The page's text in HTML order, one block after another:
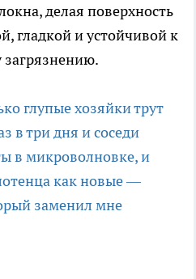
делая поверхность
гладкой и устойчивой к
глупые хозяйки трут
в три дня и соседи
в микроволновке, и
как новые —
заменил мне